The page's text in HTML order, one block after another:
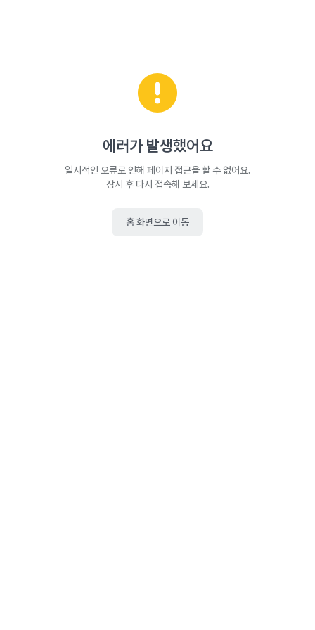
에러가 발생했어요
일시적인 오류로 인해 페이지 접근을 할 수 없어요.
잠시 후 다시 접속해 보세요.
홈 화면으로 이동